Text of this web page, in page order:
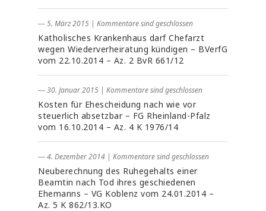
― 5. März 2015 | Kommentare sind geschlossen
Katholisches Krankenhaus darf Chefarzt
wegen Wiederverheiratung kündigen – BVerfG
vom 22.10.2014 – Az. 2 BvR 661/12
― 30. Januar 2015 | Kommentare sind geschlossen
Kosten für Ehescheidung nach wie vor
steuerlich absetzbar – FG Rheinland-Pfalz
vom 16.10.2014 – Az. 4 K 1976/14
― 4. Dezember 2014 | Kommentare sind geschlossen
Neuberechnung des Ruhegehalts einer
Beamtin nach Tod ihres geschiedenen
Ehemanns – VG Koblenz vom 24.01.2014 –
Az. 5 K 862/13.KO